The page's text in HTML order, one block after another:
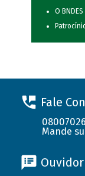
O
Fale
Mande